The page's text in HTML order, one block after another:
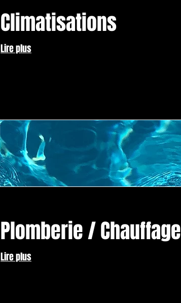
Climatisations
Lire plus
Plomberie / Chauffage
Lire plus